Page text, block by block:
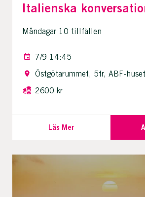
Italienska
Måndagar 10 tillfällen
7/9 14:45
Östgötarummet, 5tr, ABF-huset
2600 kr
Läs Mer